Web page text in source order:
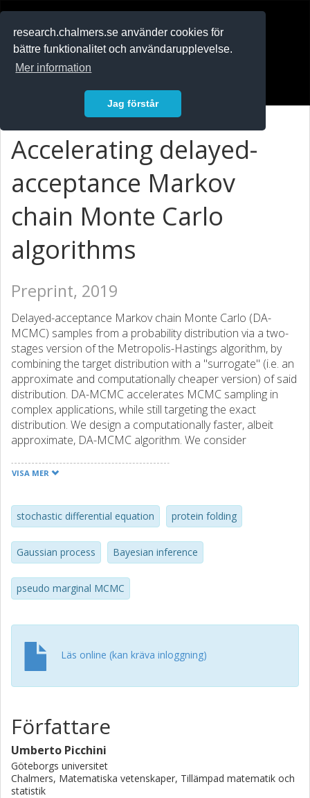
research.chalmers.se använder cookies för
bättre funktionalitet och användarupplevelse.
Mer information
Jag förstår
Accelerating delayed-
acceptance Markov
chain Monte Carlo
algorithms
Preprint, 2019
Delayed-acceptance Markov chain Monte Carlo (DA-
MCMC) samples from a probability distribution via a two-
stages version of the Metropolis-Hastings algorithm, by
combining the target distribution with a "surrogate" (i.e. an
approximate and computationally cheaper version) of said
distribution. DA-MCMC accelerates MCMC sampling in
complex applications, while still targeting the exact
distribution. We design a computationally faster, albeit
approximate, DA-MCMC algorithm. We consider
surrogate likelihood function is introduced in the delayed-
produces a 2-4 times speed-up, compared to standard
DA-MCMC. However, the acceleration is highly problem
dependent. Inference results for the standard delayed-
acceptance algorithm and our approximated version are
similar, indicating that our algorithm can return reliable
Bayesian inference. As a computationally intensive case
model for protein folding data.
VISA MER
stochastic differential equation protein folding
Gaussian process Bayesian inference
pseudo marginal MCMC
Läs online (kan kräva inloggning)
Författare
Umberto Picchini
Göteborgs universitet
Chalmers, Matematiska vetenskaper, Tillämpad matematik och
statistik